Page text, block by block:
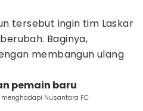
tersebut ingin tim Laskar
Baginya,
membangun ulang
pemain baru
Nusantara FC